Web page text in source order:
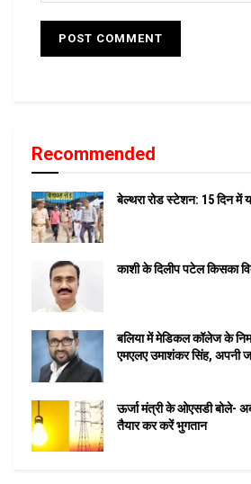
Recommended
बेल्थरा रोड स्टेशन: 15 दिन में
काशी के दिलीप पटेल किसका
बलिया में मेडिकल कॉलेज के
एमएलए उमाशंकर सिंह, अपनी
ऊर्जा मंत्री के ओएसडी बोले-
तैयार कर करें भुगतान